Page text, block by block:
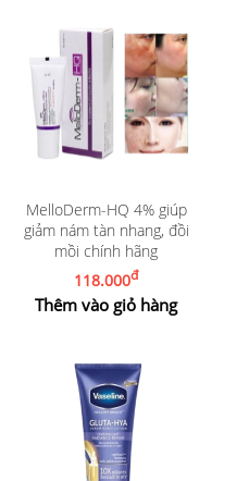
MelloDerm-HQ 4% giúp
giảm nám tàn nhang, đồi
mồi chính hãng
118.000đ
Thêm vào giỏ hàng